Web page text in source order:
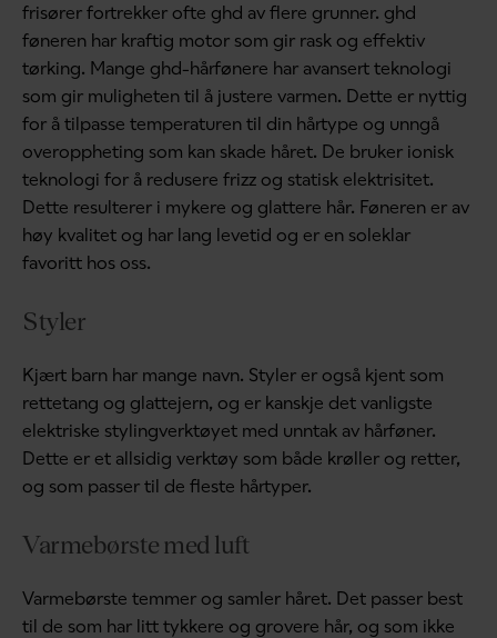
frisører fortrekker ofte ghd av flere grunner. ghd
føneren har kraftig motor som gir rask og effektiv
tørking. Mange ghd-hårfønere har avansert teknologi
som gir muligheten til å justere varmen. Dette er nyttig
for å tilpasse temperaturen til din hårtype og unngå
overoppheting som kan skade håret. De bruker ionisk
teknologi for å redusere frizz og statisk elektrisitet.
Dette resulterer i mykere og glattere hår. Føneren er av
høy kvalitet og har lang levetid og er en soleklar
favoritt hos oss.
Styler
Kjært barn har mange navn. Styler er også kjent som
rettetang og glattejern, og er kanskje det vanligste
elektriske stylingverktøyet med unntak av hårføner.
Dette er et allsidig verktøy som både krøller og retter,
og som passer til de fleste hårtyper.
Varmebørste med luft
Varmebørste temmer og samler håret. Det passer best
til de som har litt tykkere og grovere hår, og som ikke